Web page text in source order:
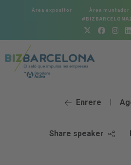
Àrea expositor Àrea muntador
Enrere |
Share speaker